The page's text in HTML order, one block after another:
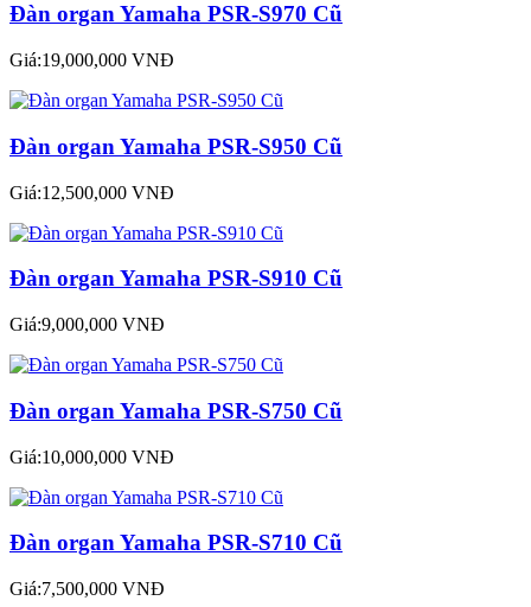
Đàn organ Yamaha PSR-S970 Cũ
Giá:19,000,000 VNĐ
Đàn organ Yamaha PSR-S950 Cũ
Giá:12,500,000 VNĐ
Đàn organ Yamaha PSR-S910 Cũ
Giá:9,000,000 VNĐ
Đàn organ Yamaha PSR-S750 Cũ
Giá:10,000,000 VNĐ
Đàn organ Yamaha PSR-S710 Cũ
Giá:7,500,000 VNĐ